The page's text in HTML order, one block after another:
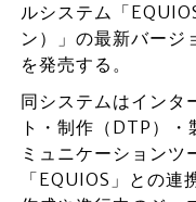
ルシステム「
ン）」の最新バージ
を発売する。
同システムはインタ
ト・制作（DTP）
ミュニケーションツ
「EQUIOS」との